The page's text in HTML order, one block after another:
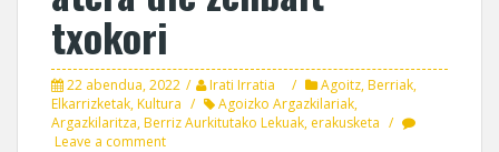
txokori
22 abendua, 2022 Irati Irratia Agoitz,Berriak,
Elkarrizketak,Kultura Agoizko Argazkilariak,
Argazkilaritza,Berriz Aurkitutako Lekuak, erakusketa
Leave a comment